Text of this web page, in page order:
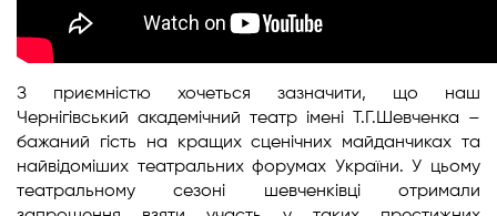
З приємністю хочеться зазначити, що наш
Чернігівський академічний театр імені Т.Г.Шевченка –
бажаний гість на кращих сценічних майданчиках та
найвідоміших театральних форумах України. У цьому
театральному сезоні шевченківці отримали